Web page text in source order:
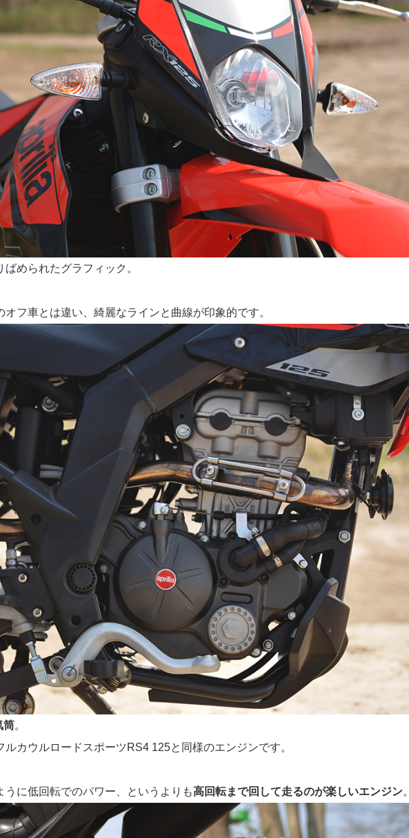
められたグラフィック。
フ車とは違い、綺麗なラインと曲線が印象的です。
筒。
カウルロードスポーツRS4 125と同様のエンジンです。
うに低回転でのパワー、というよりも高回転まで回して走るのが楽しいエンジン。